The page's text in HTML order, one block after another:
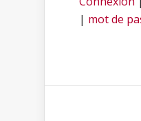
| mot de